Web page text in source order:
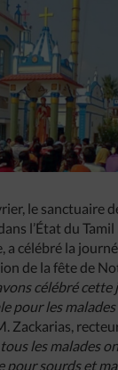
le sanctuaire
l’État du
a célébré la
de la fête de
célébré cette
pour les malades
Zackarias,
les malades
pour sourds et